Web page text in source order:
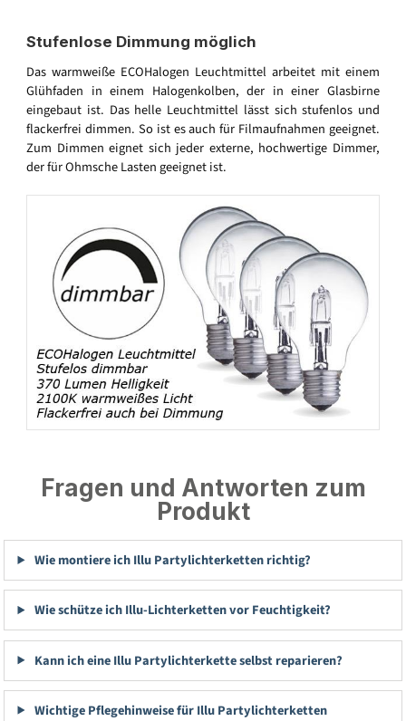
Stufenlose Dimmung möglich
Das warmweiße ECOHalogen Leuchtmittel arbeitet mit einem
Glühfaden in einem Halogenkolben, der in einer Glasbirne
eingebaut ist. Das helle Leuchtmittel lässt sich stufenlos und
flackerfrei dimmen. So ist es auch für Filmaufnahmen geeignet.
Zum Dimmen eignet sich jeder externe, hochwertige Dimmer,
der für Ohmsche Lasten geeignet ist.
Fragen und Antworten zum
Produkt
Wie montiere ich Illu Partylichterketten richtig?
Wie schütze ich Illu-Lichterketten vor Feuchtigkeit?
Kann ich eine Illu Partylichterkette selbst reparieren?
Wichtige Pflegehinweise für Illu Partylichterketten